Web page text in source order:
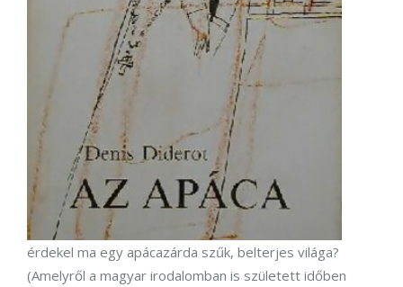
érdekel ma egy apácazárda szűk, belterjes világa?
(Amelyről a magyar irodalomban is született időben